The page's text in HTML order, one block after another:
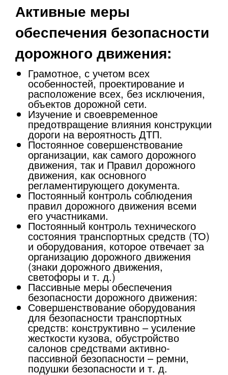
Активные меры
обеспечения безопасности
дорожного движения:
Грамотное, с учетом всех
особенностей, проектирование и
расположение всех, без исключения,
объектов дорожной сети.
Изучение и своевременное
предотвращение влияния конструкции
дороги на вероятность ДТП.
Постоянное совершенствование
организации, как самого дорожного
движения, так и Правил дорожного
движения, как основного
регламентирующего документа.
Постоянный контроль соблюдения
правил дорожного движения всеми
его участниками.
Постоянный контроль технического
состояния транспортных средств (ТО)
и оборудования, которое отвечает за
организацию дорожного движения
(знаки дорожного движения,
светофоры и т. д.)
Пассивные меры обеспечения
безопасности дорожного движения:
Совершенствование оборудования
для безопасности транспортных
средств: конструктивно – усиление
жесткости кузова, обустройство
салонов средствами активно-
пассивной безопасности – ремни,
подушки безопасности и т. д.